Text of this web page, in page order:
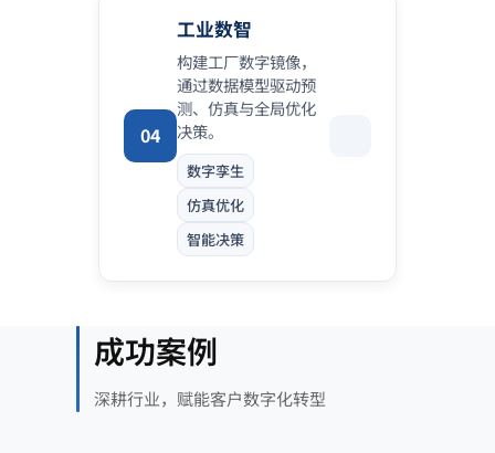
04
工业数智
构建工厂数字镜像，
通过数据模型驱动预
测、仿真与全局优化
决策。
数字孪生
仿真优化
智能决策
成功案例
深耕行业，赋能客户数字化转型